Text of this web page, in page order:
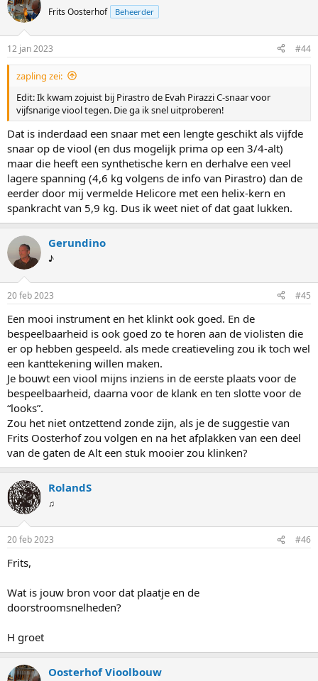
Frits Oosterhof Beheerder
12 jan 2023 #44
zapling zei:
Edit: Ik kwam zojuist bij Pirastro de Evah Pirazzi C-snaar voor
vijfsnarige viool tegen. Die ga ik snel uitproberen!
Dat is inderdaad een snaar met een lengte geschikt als vijfde
snaar op de viool (en dus mogelijk prima op een 3/4-alt)
maar die heeft een synthetische kern en derhalve een veel
lagere spanning (4,6 kg volgens de info van Pirastro) dan de
eerder door mij vermelde Helicore met een helix-kern en
spankracht van 5,9 kg. Dus ik weet niet of dat gaat lukken.
Gerundino
♪
20 feb 2023 #45
Een mooi instrument en het klinkt ook goed. En de
bespeelbaarheid is ook goed zo te horen aan de violisten die
er op hebben gespeeld. als mede creatieveling zou ik toch wel
een kanttekening willen maken.
Je bouwt een viool mijns inziens in de eerste plaats voor de
bespeelbaarheid, daarna voor de klank en ten slotte voor de
“looks”.
Zou het niet ontzettend zonde zijn, als je de suggestie van
Frits Oosterhof zou volgen en na het afplakken van een deel
van de gaten de Alt een stuk mooier zou klinken?
RolandS
♫
20 feb 2023 #46
Frits,
Wat is jouw bron voor dat plaatje en de
doorstroomsnelheden?
H groet
Oosterhof Vioolbouw